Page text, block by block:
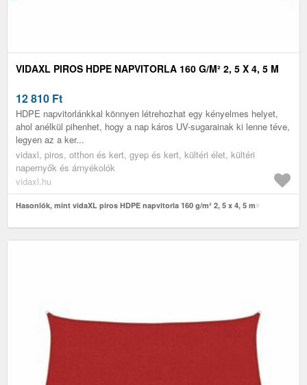
VIDAXL PIROS HDPE NAPVITORLA 160 G/M² 2, 5 X 4, 5 M
12 810 Ft
HDPE napvitorlánkkal könnyen létrehozhat egy kényelmes helyet,
ahol anélkül pihenhet, hogy a nap káros UV-sugarainak ki lenne téve,
legyen az a ker...
vidaxl, piros, otthon és kert, gyep és kert, kültéri élet, kültéri
napernyők és árnyékolók
vidaxl.hu
Hasonlók, mint vidaXL piros HDPE napvitorla 160 g/m² 2, 5 x 4, 5 m